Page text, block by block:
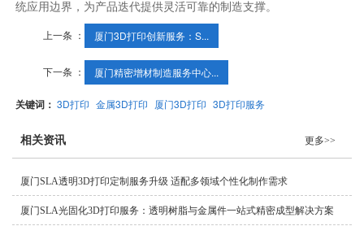
统应用边界，为产品迭代提供灵活可靠的制造支撑。
上一条 ： 厦门3D打印创新服务：S...
下一条 ： 厦门精密增材制造服务中心...
关键词：3D打印 金属3D打印 厦门3D打印 3D打印服务
相关资讯 更多>>
厦门SLA透明3D打印定制服务升级 适配多领域个性化制作需求
厦门SLA光固化3D打印服务：透明树脂与金属件一站式精密成型解决方案